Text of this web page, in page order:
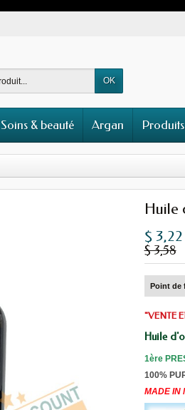
OK
Soins & beauté Argan
Huile
$ 3,22
$ 3,58
Point de
"VENTE
Huile
1ère
100%
MADE IN